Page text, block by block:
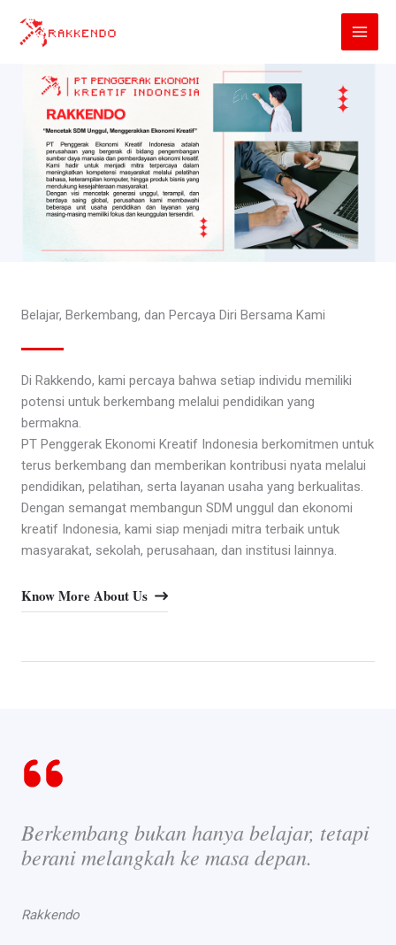
Belajar, Berkembang, dan Percaya Diri Bersama Kami
Di Rakkendo, kami percaya bahwa setiap individu memiliki
potensi untuk berkembang melalui pendidikan yang
bermakna.
PT Penggerak Ekonomi Kreatif Indonesia berkomitmen untuk
terus berkembang dan memberikan kontribusi nyata melalui
pendidikan, pelatihan, serta layanan usaha yang berkualitas.
Dengan semangat membangun SDM unggul dan ekonomi
kreatif Indonesia, kami siap menjadi mitra terbaik untuk
masyarakat, sekolah, perusahaan, dan institusi lainnya.
Know More About Us
Berkembang bukan hanya belajar, tetapi
berani melangkah ke masa depan.
Rakkendo